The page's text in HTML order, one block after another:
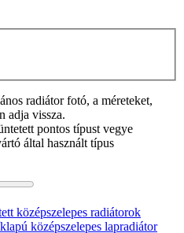
radiátor fotó, a méreteket,
adja vissza.
pontos típust vegye
által használt típus
középszelepes radiátorok